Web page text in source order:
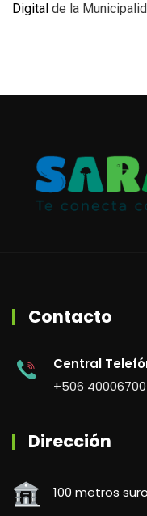
Digital de la
Contacto
Central
+506 40006700
Dirección
100 metros